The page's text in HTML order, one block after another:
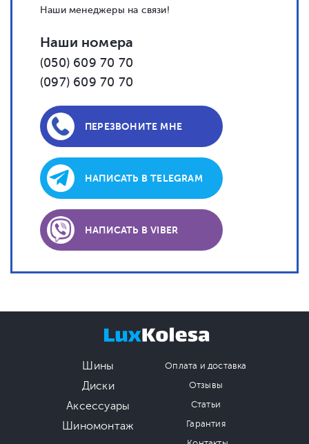
Наши менеджеры на связи!
Наши номера
(050) 609 70 70
(097) 609 70 70
ПЕРЕЗВОНИТЕ МНЕ
НАПИСАТЬ В TELEGRAM
НАПИСАТЬ В VIBER
Шины
Диски
Аксессуары
Шиномонтаж
Оплата и доставка
Отзывы
Статьи
Гарантия